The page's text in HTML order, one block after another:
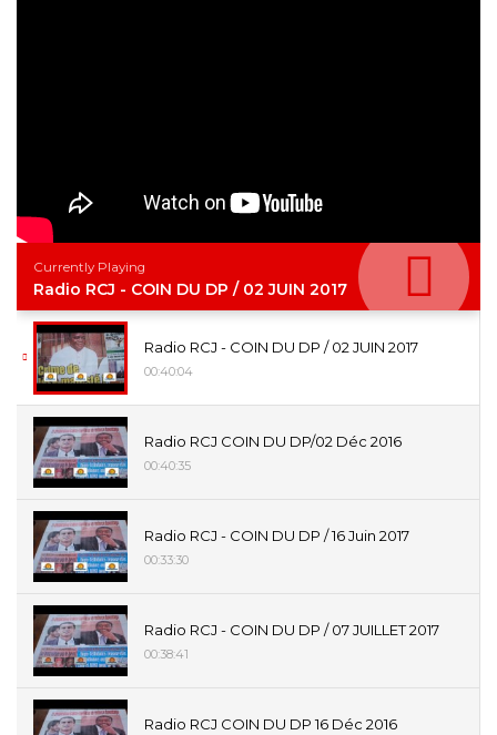
Currently Playing
Radio RCJ - COIN DU DP / 02 JUIN 2017
Radio RCJ - COIN DU DP / 02 JUIN 2017
00:40:04
Radio RCJ COIN DU DP/02 Déc 2016
00:40:35
Radio RCJ - COIN DU DP / 16 Juin 2017
00:33:30
Radio RCJ - COIN DU DP / 07 JUILLET 2017
00:38:41
Radio RCJ COIN DU DP 16 Déc 2016